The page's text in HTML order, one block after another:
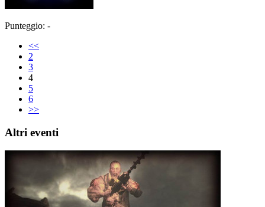
Punteggio: -
<<
2
3
4
5
6
>>
Altri eventi